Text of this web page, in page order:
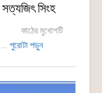
সিংহ
মুখোশটি
পুরোটা পড়ুন